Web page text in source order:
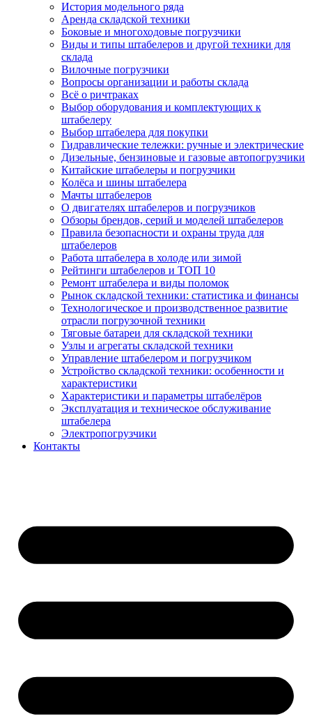
История модельного ряда
Аренда складской техники
Боковые и многоходовые погрузчики
Виды и типы штабелеров и другой техники для
склада
Вилочные погрузчики
Вопросы организации и работы склада
Всё о ричтраках
Выбор оборудования и комплектующих к
штабелеру
Выбор штабелера для покупки
Гидравлические тележки: ручные и электрические
Дизельные, бензиновые и газовые автопогрузчики
Китайские штабелеры и погрузчики
Колёса и шины штабелера
Мачты штабелеров
О двигателях штабелеров и погрузчиков
Обзоры брендов, серий и моделей штабелеров
Правила безопасности и охраны труда для
штабелеров
Работа штабелера в холоде или зимой
Рейтинги штабелеров и ТОП 10
Ремонт штабелера и виды поломок
Рынок складской техники: статистика и финансы
Технологическое и производственное развитие
отрасли погрузочной техники
Тяговые батареи для складской техники
Узлы и агрегаты складской техники
Управление штабелером и погрузчиком
Устройство складской техники: особенности и
характеристики
Характеристики и параметры штабелёров
Эксплуатация и техническое обслуживание
штабелера
Электропогрузчики
Контакты